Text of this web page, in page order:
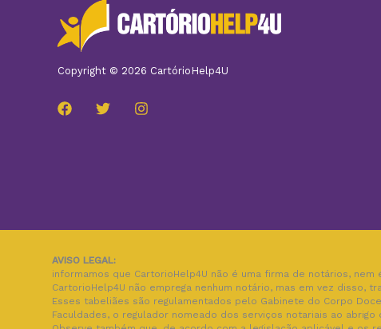
Copyright © 2026 CartórioHelp4U
AVISO LEGAL:
informamos que CartorioHelp4U não é uma firma de notários, nem
CartorioHelp4U não emprega nenhum notário, mas em vez
Esses tabeliães são regulamentados pelo Gabinete do Corpo
Faculdades, o regulador nomeado dos serviços notariais ao abrigo